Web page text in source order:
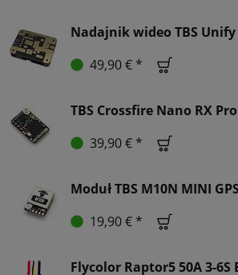
Nadajnik wideo TBS Unify
49,90 € *
TBS Crossfire Nano RX Pro
39,90 € *
Moduł TBS M10N MINI
19,90 € *
Flycolor Raptor5 50A 3-6S